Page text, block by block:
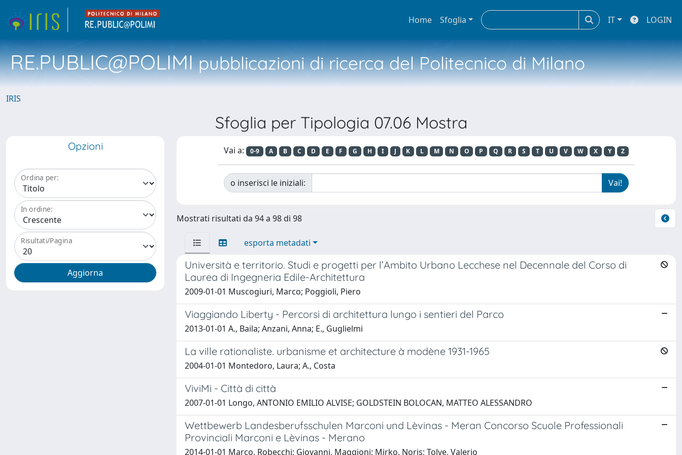
Home Sfoglia IT LOGIN
RE.PUBLIC@POLIMIpubblicazioni di ricerca del Politecnico di Milano
IRIS
Sfoglia per Tipologia 07.06 Mostra
Opzioni
Ordina per:
In ordine:
Risultati/Pagina
Vai a: 0-9 A B C D E F G H I J K L M N O P Q R S T U V W X Y Z
o inserisci le iniziali:
Mostrati risultati da 94 a 98 di 98
esporta metadati
Università e territorio. Studi e progetti per l’Ambito Urbano Lecchese nel Decennale del Corso di
Laurea di Ingegneria Edile-Architettura
2009-01-01 Muscogiuri, Marco; Poggioli, Piero
Viaggiando Liberty - Percorsi di architettura lungo i sentieri del Parco
2013-01-01 A., Baila; Anzani, Anna; E., Guglielmi
La ville rationaliste. urbanisme et architecture à modène 1931-1965
2004-01-01 Montedoro, Laura; A., Costa
ViviMi - Città di città
2007-01-01 Longo, ANTONIO EMILIO ALVISE; GOLDSTEIN BOLOCAN, MATTEO ALESSANDRO
Wettbewerb Landesberufsschulen Marconi und Lèvinas - Meran Concorso Scuole Professionali
Provinciali Marconi e Lèvinas - Merano
2014-01-01 Marco, Robecchi; Giovanni, Maggioni; Mirko, Noris; Tolve, Valerio